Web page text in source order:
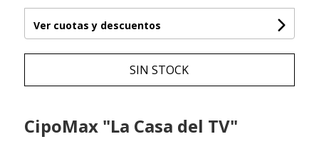
Ver cuotas y descuentos
SIN STOCK
CipoMax "La Casa del TV"